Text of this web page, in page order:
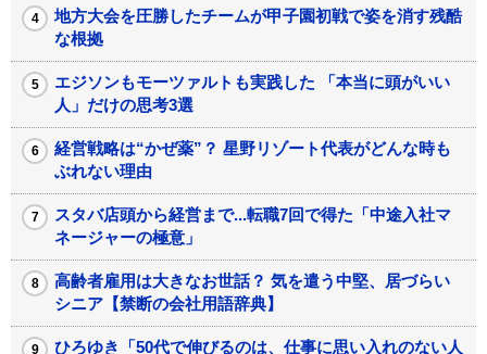
地方大会を圧勝したチームが甲子園初戦で姿を消す残酷
な根拠
エジソンもモーツァルトも実践した 「本当に頭がいい
人」だけの思考3選
経営戦略は“かぜ薬”？ 星野リゾート代表がどんな時も
ぶれない理由
スタバ店頭から経営まで...転職7回で得た「中途入社マ
ネージャーの極意」
高齢者雇用は大きなお世話？ 気を遣う中堅、居づらい
シニア【禁断の会社用語辞典】
ひろゆき「50代で伸びるのは、仕事に思い入れのない人